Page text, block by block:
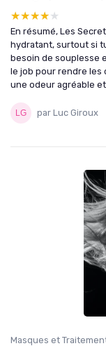
★★★★★
★★★★★
En résumé, Les
hydratant, surtout si
besoin de souplesse
le job pour rendre les
une odeur agréable et
par Luc Giroux
Masques et